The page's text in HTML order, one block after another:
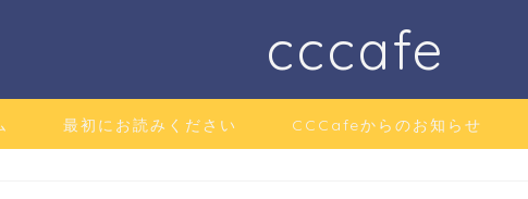
cccafe
最初にお読みください CCCafeからのお知らせ